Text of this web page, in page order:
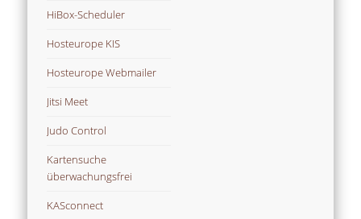
HiBox-Scheduler
Hosteurope KIS
Hosteurope Webmailer
Jitsi Meet
Judo Control
Kartensuche
überwachungsfrei
KASconnect